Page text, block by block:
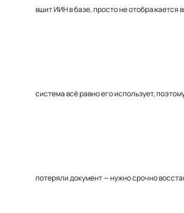
вшит ИИН в базе, просто не отображается
система всё равно его использует,
потеряли документ — нужно срочно